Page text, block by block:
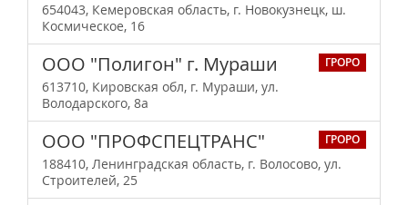
654043, Кемеровская область, г. Новокузнецк, ш.
Космическое, 16
ГРОРО
ООО "Полигон" г. Мураши
613710, Кировская обл, г. Мураши, ул.
Володарского, 8а
ГРОРО
ООО "ПРОФСПЕЦТРАНС"
188410, Ленинградская область, г. Волосово, ул.
Строителей, 25